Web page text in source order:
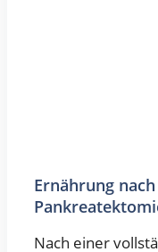
Ernährung nach
Nach einer